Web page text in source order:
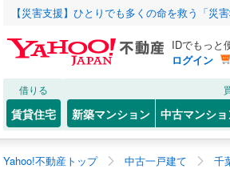
【災害支援】ひとりでも多くの命を救う「災
IDでもっと
ログイン
借りる
賃貸住宅 新築マンション 中古マンシ
Yahoo!不動産トップ 中古一戸建て 千